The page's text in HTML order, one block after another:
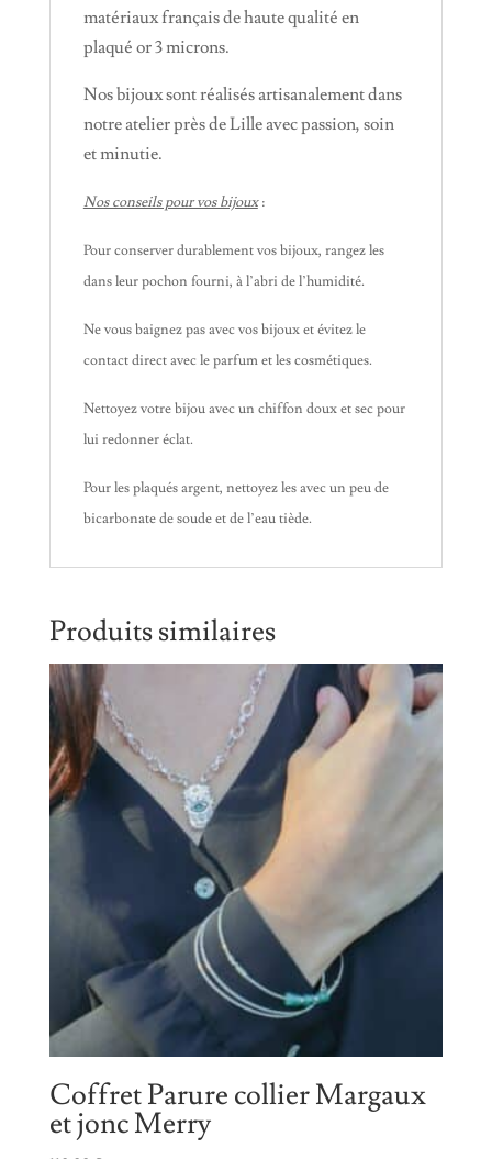
matériaux français de haute qualité en
plaqué or 3 microns.
Nos bijoux sont réalisés artisanalement dans
notre atelier près de Lille avec passion, soin
et minutie.
Nos conseils pour vos bijoux :
Pour conserver durablement vos bijoux, rangez les
dans leur pochon fourni, à l’abri de l’humidité.
Ne vous baignez pas avec vos bijoux et évitez le
contact direct avec le parfum et les cosmétiques.
Nettoyez votre bijou avec un chiffon doux et sec pour
lui redonner éclat.
Pour les plaqués argent, nettoyez les avec un peu de
bicarbonate de soude et de l’eau tiède.
Produits similaires
Coffret Parure collier Margaux
et jonc Merry